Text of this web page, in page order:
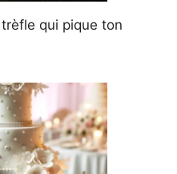
trèfle qui pique ton